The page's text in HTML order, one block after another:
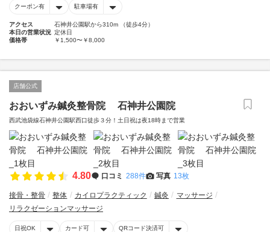
クーポン有 駐車場有
アクセス
石神井公園駅から310m （徒歩4分）
本日の営業状況 定休日
価格帯
￥1,500〜￥8,000
店舗公式
おおいずみ鍼灸整骨院 石神井公園院
西武池袋線石神井公園駅西口徒歩３分！土日祝は夜18時まで営業
4.80 口コミ 288件 写真 13枚
接骨・整骨 整体 カイロプラクティック 鍼灸
マッサージ
リラクゼーションマッサージ
日祝OK カード可 QRコード決済可